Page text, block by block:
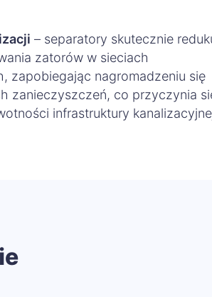
– separatory skutecznie
zatorów w sieciach
zapobiegając nagromadzeniu się
zanieczyszczeń, co przyczynia
infrastruktury